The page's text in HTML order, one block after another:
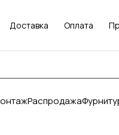
Доставка Оплата
Распродажа